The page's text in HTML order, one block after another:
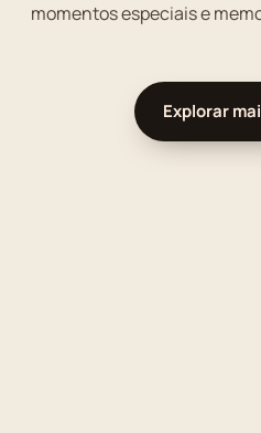
momentos especiais e
Explorar